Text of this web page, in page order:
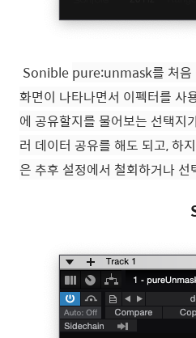
Sonible pure:unmask를 처음
화면이 나타나면서 이펙터를
에 공유할지를 물어보는 선택지
러 데이터 공유를 해도 되고, 하
은 추후 설정에서 철회하거나 선